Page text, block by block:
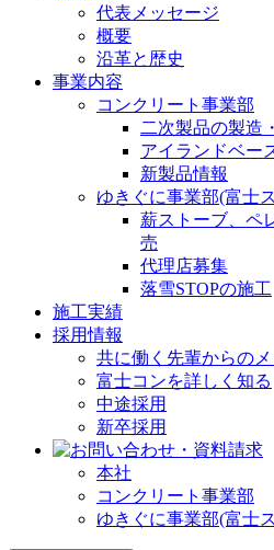
代表メッセージ
概要
沿革と歴史
事業内容
コンクリート事業部
二次製品の製造
アイランドベー
新製品情報
ゆきぐに事業部(富士
薪ストーブ、ペ
売
代理店募集
落雪STOPの施工
施工実績
採用情報
共に働く先輩からの
富士コンを詳しく知る
中途採用
新卒採用
本社
コンクリート事業部
ゆきぐに事業部(富士